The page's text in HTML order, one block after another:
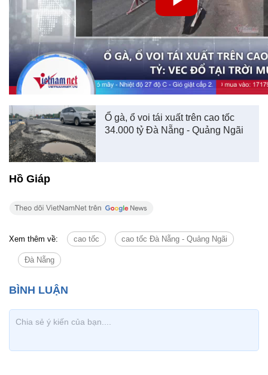
Ổ gà, ổ voi tái xuất trên cao tốc
34.000 tỷ Đà Nẵng - Quảng Ngãi
Hồ Giáp
Xem thêm về: cao tốc cao tốc Đà Nẵng - Quảng Ngãi
Đà Nẵng